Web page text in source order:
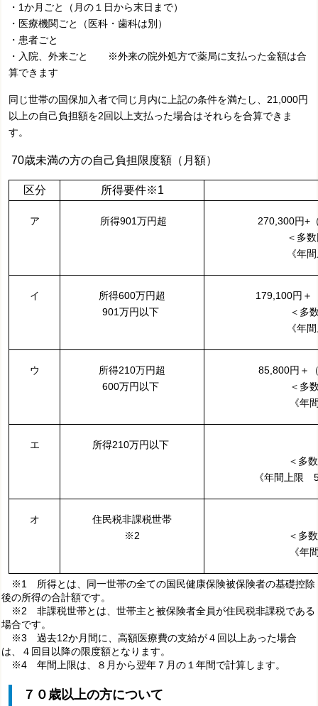
・1か月ごと（月の１日から末日まで）
・医療機関ごと（医科・歯科は別）
・患者ごと
・入院、外来ごと ※外来の院外処方で薬局に支払った金額は合
算できます
同じ世帯の国保加入者で同じ月内に上記の条件を満たし、21,000円
以上の自己負担額を2回以上支払った場合はそれらを合算できま
す。
70歳未満の方の自己負担限度額（月額）
区分 所得要件※1
ア 所得901万円超
270,300円+
＜多
《年
イ
所得600万円超
901万円以下
179,100円＋
＜多
《年
ウ
所得210万円超
600万円以下
85,800円＋
＜多
《
エ
所得210万円以下
＜多
《年間上限
オ
住民税非課税世帯
※2
＜多
《年
※1 所得とは、同一世帯の全ての国民健康保険被保険者の基礎控除
後の所得の合計額です。
※2 非課税世帯とは、世帯主と被保険者全員が住民税非課税である
場合です。
※3 過去12か月間に、高額医療費の支給が４回以上あった場合
は、４回目以降の限度額となります。
※4 年間上限は、８月から翌年７月の１年間で計算します。
７０歳以上の方について